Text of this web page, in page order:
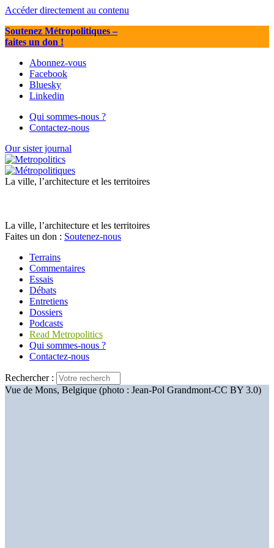
Accéder directement au contenu
Soutenez Métropolitiques–
faites un don !
Abonnez-vous
Facebook
Bluesky
Linkedin
Qui sommes-nous ?
Contactez-nous
Our sister journal
La ville, l’architecture et les territoires
La ville, l’architecture et les territoires
Faites un don : Soutenez-nous
Terrains
Commentaires
Essais
Débats
Entretiens
Dossiers
Podcasts
Read Metropolitics
Qui sommes-nous ?
Contactez-nous
Rechercher :
Vue de Mons, Belgique (photo : Jean-Pol Grandmont-CC BY 3.0)